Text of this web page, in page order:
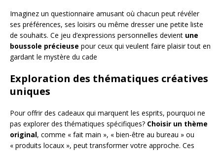
Imaginez un questionnaire amusant où chacun peut révéler
ses préférences, ses loisirs ou même dresser une petite liste
de souhaits. Ce jeu d’expressions personnelles devient une
boussole précieuse pour ceux qui veulent faire plaisir tout en
gardant le mystère du cade
Exploration des thématiques créatives
uniques
Pour offrir des cadeaux qui marquent les esprits, pourquoi ne
pas explorer des thématiques spécifiques? Choisir un thème
original, comme « fait main », « bien-être au bureau » ou
« produits locaux », peut transformer votre approche. Ces